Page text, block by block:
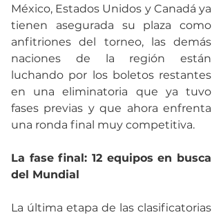
México, Estados Unidos y Canadá ya
tienen asegurada su plaza como
anfitriones del torneo, las demás
naciones de la región están
luchando por los boletos restantes
en una eliminatoria que ya tuvo
fases previas y que ahora enfrenta
una ronda final muy competitiva.
La fase final: 12 equipos en busca
del Mundial
La última etapa de las clasificatorias